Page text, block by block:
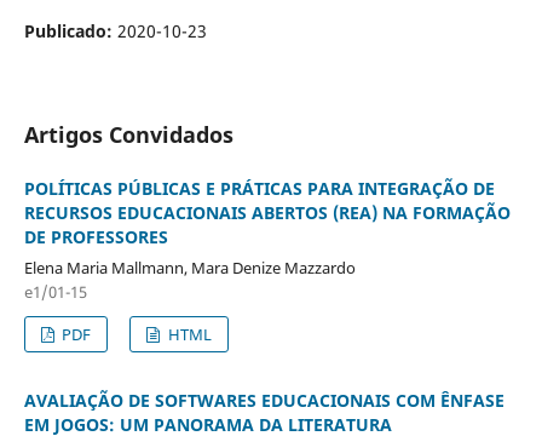
Publicado: 2020-10-23
Artigos Convidados
POLÍTICAS PÚBLICAS E PRÁTICAS PARA INTEGRAÇÃO DE
RECURSOS EDUCACIONAIS ABERTOS (REA) NA FORMAÇÃO
DE PROFESSORES
Elena Maria Mallmann, Mara Denize Mazzardo
e1/01-15
PDF
HTML
AVALIAÇÃO DE SOFTWARES EDUCACIONAIS COM ÊNFASE
EM JOGOS: UM PANORAMA DA LITERATURA